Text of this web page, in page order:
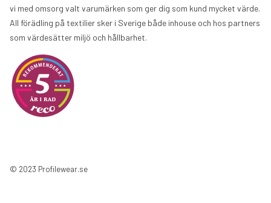
vi med omsorg valt varumärken som ger dig som kund mycket värde.
All förädling på textilier sker i Sverige både inhouse och hos partners
som värdesätter miljö och hållbarhet.
© 2023 Profilewear.se